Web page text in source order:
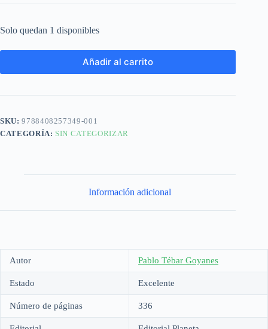
Solo quedan 1 disponibles
Añadir al carrito
SKU:9788408257349-001
CATEGORÍA: SIN CATEGORIZAR
Información adicional
Autor Pablo Tébar Goyanes
Estado Excelente
Número de páginas 336